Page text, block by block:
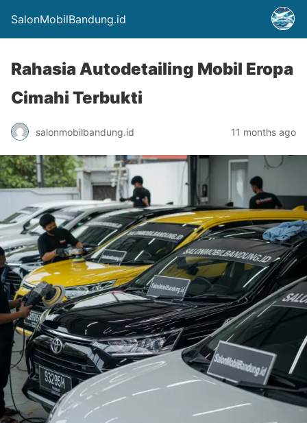
SalonMobilBandung.id
Rahasia Autodetailing Mobil Eropa
Cimahi Terbukti
salonmobilbandung.id 11 months ago